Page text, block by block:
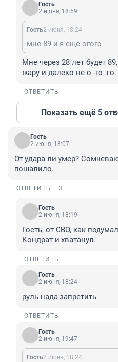
Гость
2 июня, 18:59
Гость2 июня, 18:24
мне 89 и я еще огого
Мне через 28 лет будет
жару и далеко не о -го -го.
ОТВЕТИТЬ
Показать ещё 5
Гость
2 июня, 18:07
От удара ли умер?
пошалило.
ОТВЕТИТЬ 3
Гость
2 июня, 18:19
Гость, от СВО, как
Кондрат и хватанул.
ОТВЕТИТЬ
Гость
2 июня, 18:24
руль нада запретить
ОТВЕТИТЬ
Гость
2 июня, 19:47
Гость2 июня, 18:24